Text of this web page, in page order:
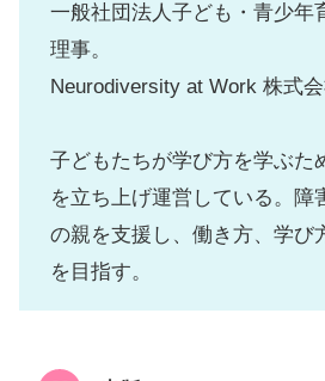
一般社団法人子ども・青少年
理事。
Neurodiversity at Work 株式会
子どもたちが学び方を学ぶた
を立ち上げ運営している。障
の親を支援し、働き方、学び
を目指す。